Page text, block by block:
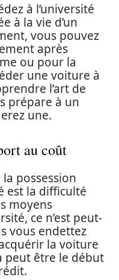
à l’université
à la vie d’un
vous pouvez
après
ou pour la
une voiture à
l’art de
prépare à un
une.
au coût
la possession
est la difficulté
moyens
ce n’est peut-
vous endettez
la voiture
peut être le début